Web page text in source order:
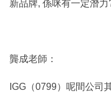
新品牌, 係咪有一定潛力
龔成老師：
IGG（0799）呢間公司